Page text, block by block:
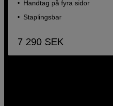
Handtag på fyra sidor
Staplingsbar
7 290 SEK